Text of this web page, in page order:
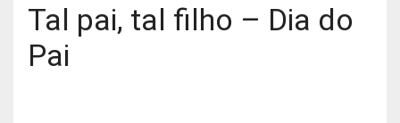
Tal pai, tal filho – Dia do
Pai